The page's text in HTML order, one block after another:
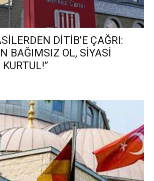
DİTİB’E ÇAĞRI:
BAĞIMSIZ OL, SİYASİ